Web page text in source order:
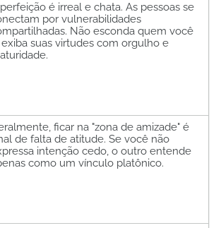
é irreal e chata. As pessoas se
por vulnerabilidades
Não esconda quem você
exiba suas virtudes com orgulho e
ficar na "zona de amizade" é
de falta de atitude. Se você não
intenção cedo, o outro entende
como um vínculo platônico.